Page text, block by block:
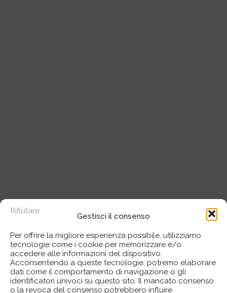
Gestisci il consenso
Per offrire la migliore esperienza possibile, utilizziamo
tecnologie come i cookie per memorizzare e/o
accedere alle informazioni del dispositivo.
Acconsentendo a queste tecnologie, potremo elaborare
dati come il comportamento di navigazione o gli
identificatori univoci su questo sito. Il mancato consenso
o la revoca del consenso potrebbero influire
Rifiutare